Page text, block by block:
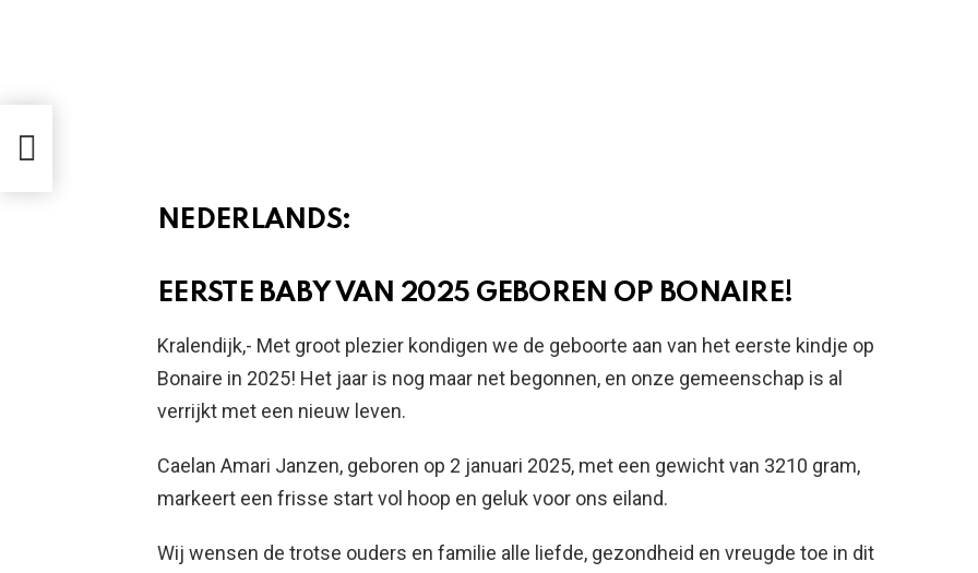
NEDERLANDS:
EERSTE BABY VAN 2025 GEBOREN OP BONAIRE!
Kralendijk,- Met groot plezier kondigen we de geboorte aan van het eerste kindje op
Bonaire in 2025! Het jaar is nog maar net begonnen, en onze gemeenschap is al
verrijkt met een nieuw leven.
Caelan Amari Janzen, geboren op 2 januari 2025, met een gewicht van 3210 gram,
markeert een frisse start vol hoop en geluk voor ons eiland.
Wij wensen de trotse ouders en familie alle liefde, gezondheid en vreugde toe in dit